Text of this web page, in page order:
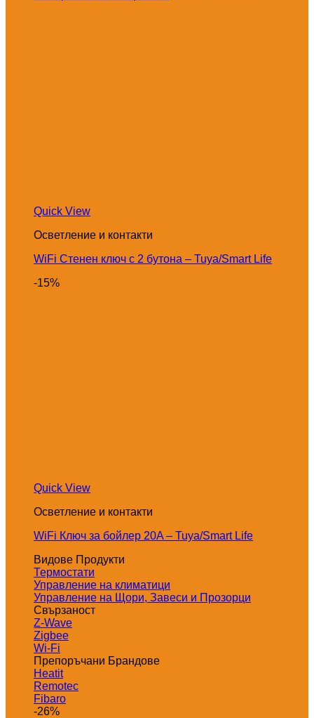
Quick View
Осветление и контакти
WiFi Стенен ключ с 2 бутона – Tuya/Smart Life
-15%
Quick View
Осветление и контакти
WiFi Ключ за бойлер 20A – Tuya/Smart Life
Видове Продукти
Термостати
Управление на климатици
Управление на Щори, Завеси и Прозорци
Свързаност
Z-Wave
Zigbee
Wi-Fi
Препоръчани Брандове
Heatit
Remotec
Fibaro
-26%